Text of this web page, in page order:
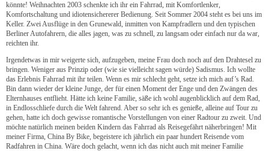
könnte! Weihnachten 2003 schenkte ich ihr ein Fahrrad, mit Komfortlenker,
Komfortschaltung und idiotensichererer Bedienung. Seit Sommer 2004 steht es bei uns im
Keller. Zwei Ausflüge in den Grunewald, inmitten von Kampfradlern und den typischen
Berliner Autofahrern, die alles jagen, was zu schnell, zu langsam oder einfach nur da war,
reichten ihr.
Irgendetwas in mir weigerte sich, aufzugeben, meine Frau doch noch auf den Drahtesel zu
bringen. Weniger aus Prinzip oder (wie sie vielleicht sagen würde) Sadismus. Ich wollte
das Erlebnis Fahrrad mit ihr teilen. Wenn es mir schlecht geht, setze ich mich auf’s Rad.
Bin dann wieder der kleine Junge, der für einen Moment der Enge und den Zwängen des
Elternhauses entflieht. Hätte ich keine Familie, säße ich wohl augenblicklich auf dem Rad,
in Endlosschliefe durch die Welt fahrend. Aber so sehr ich es genieße, alleine auf Tour zu
gehen, hatte ich doch gewisse romantische Vorstellungen von einer Radtour zu zweit. Und
möchte natürlich meinen beiden Kindern das Fahrrad als Reisegefährt näherbringen! Mit
meiner Firma, China By Bike, begeistere ich jährlich ein paar hundert Reisende vom
Radfahren in China. Wäre doch gelacht, wenn ich das nicht auch mit meiner Familie